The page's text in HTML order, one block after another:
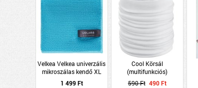
Velkea Velkea univerzális
mikroszálas kendő XL
4db/cs
1 499 Ft
Cool Körsál
(multifunkciós)
590 Ft 490 Ft